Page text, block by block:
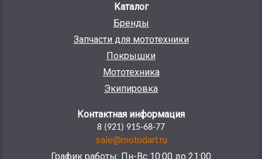
Каталог
Бренды
Запчасти для мототехники
Покрышки
Мототехника
Экипировка
Контактная информация
8 (921) 915-68-77
sale@motodart.ru
График работы: Пн-Вс 10:00 до 21:00